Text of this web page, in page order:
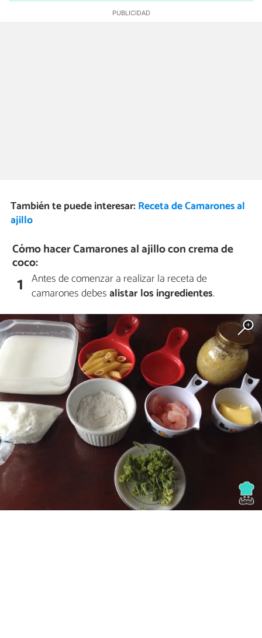
También te puede interesar: Receta de Camarones al
ajillo
Cómo hacer Camarones al ajillo con crema de
coco:
1 Antes de comenzar a realizar la receta de
camarones debesalistar los ingredientes.